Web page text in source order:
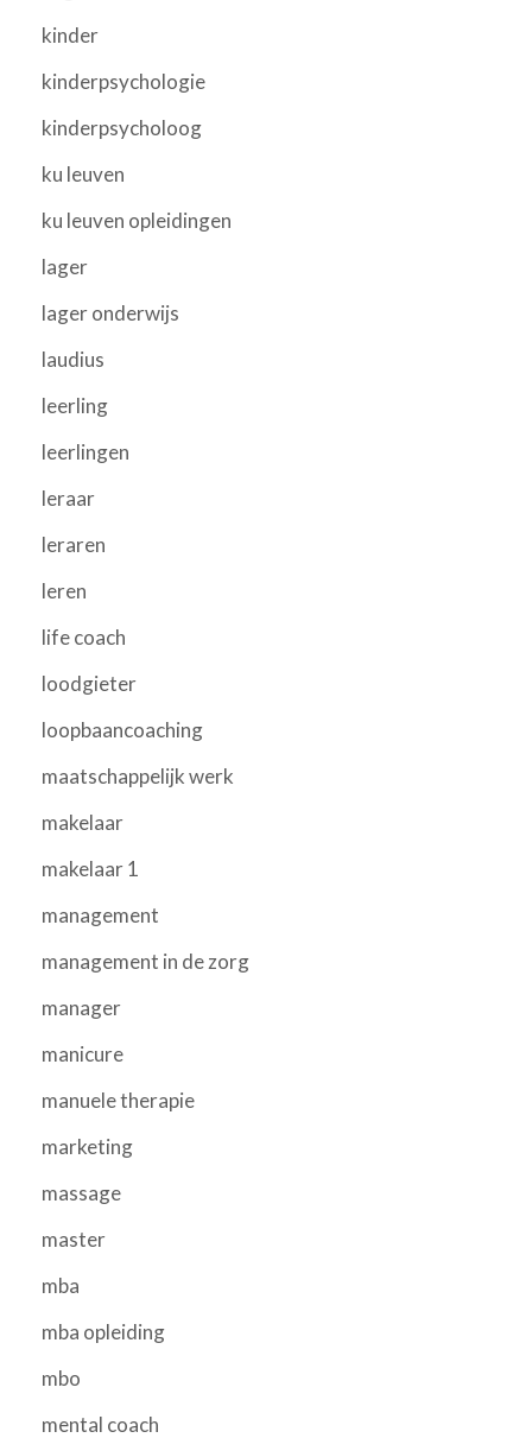
kinder
kinderpsychologie
kinderpsycholoog
ku leuven
ku leuven opleidingen
lager
lager onderwijs
laudius
leerling
leerlingen
leraar
leraren
leren
life coach
loodgieter
loopbaancoaching
maatschappelijk werk
makelaar
makelaar 1
management
management in de zorg
manager
manicure
manuele therapie
marketing
massage
master
mba
mba opleiding
mbo
mental coach